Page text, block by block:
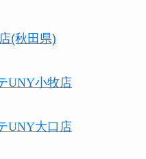
(秋田県)
UNY小牧店
UNY大口店